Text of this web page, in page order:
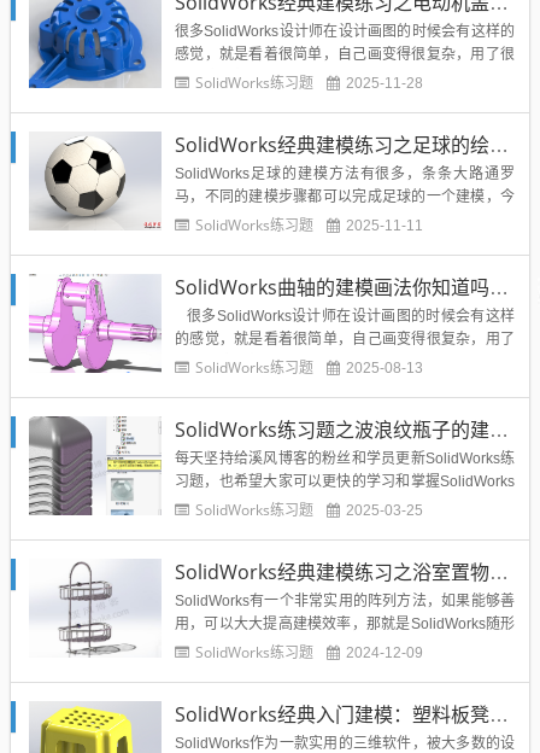
自上而下设计的图纸，虽然尺寸方便修改，但是...
很多SolidWorks设计师在设计画图的时候会有这样的
感觉，就是看着很简单，自己画变得很复杂，用了很
多的命令特征，而同事朋友等等却用了几个简单的命
了，在遇到新图的时候就会胸有成竹，所以，多实战
积攒经验，也会达...
SolidWorks练习题 2025-11-28
SolidWorks经典建模练习之足球的绘制，SW足球方法很多，这个最简单
SolidWorks足球的建模方法有很多，条条大路通罗
马，不同的建模步骤都可以完成足球的一个建模，今
天溪风给大家分享的这个SolidWorks足球的建模方
下，巩固建模思路和命令的使用。Sol...
SolidWorks练习题 2025-11-11
SolidWorks曲轴的建模画法你知道吗？实战练习教程分享
很多SolidWorks设计师在设计画图的时候会有这样
的感觉，就是看着很简单，自己画变得很复杂，用了
很多的命令特征，而同事朋友等等却用了几个简单的
了，在遇到新图的时候就会胸有成竹，所...
SolidWorks练习题 2025-08-13
SolidWorks练习题之波浪纹瓶子的建模，常规命令巩固练习
每天坚持给溪风博客的粉丝和学员更新SolidWorks练
习题，也希望大家可以更快的学习和掌握SolidWorks
这款设计软件，虽然说软件只是设计的工具，但是如
ks软件，我们可以将产品三维模型一比一的画...
SolidWorks练习题 2025-03-25
SolidWorks经典建模练习之浴室置物架的绘制，SolidWorks随形阵列实例分享
SolidWorks有一个非常实用的阵列方法，如果能够善
用，可以大大提高建模效率，那就是SolidWorks随形
阵列，随形可以简单理解为跟随某个尺寸或几何关系
dWorks随形阵列的练习题，巩固...
SolidWorks练习题 2024-12-09
SolidWorks经典入门建模：塑料板凳的建模，你肯定见过这个产品
SolidWorks作为一款实用的三维软件，被大多数的设